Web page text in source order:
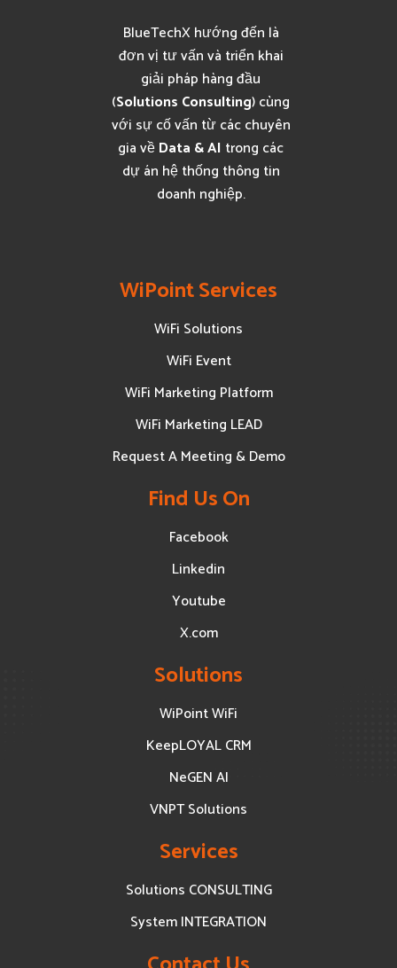
BlueTechX hướng đến là
đơn vị tư vấn và triển khai
giải pháp hàng đầu
(Solutions Consulting) cùng
với sự cố vấn từ các chuyên
gia vềData & AI trong các
dự án hệ thống thông tin
doanh nghiệp.
WiPoint Services
WiFi Solutions
WiFi Event
WiFi Marketing Platform
WiFi Marketing LEAD
Request A Meeting & Demo
Find Us On
Facebook
Linkedin
Youtube
X.com
Solutions
WiPoint WiFi
KeepLOYAL CRM
NeGEN AI
VNPT Solutions
Services
Solutions CONSULTING
System INTEGRATION